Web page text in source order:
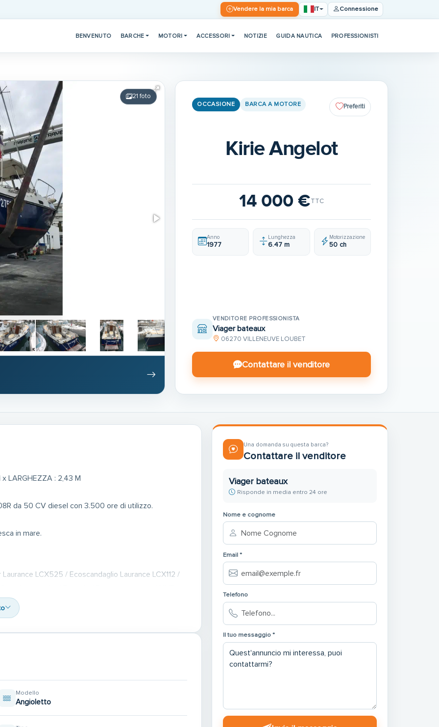
Vendere la mia barca IT Connessione
BENVENUTO BARCHE MOTORI ACCESSORI NOTIZIE GUIDA NAUTICA PROFESSIONISTI
21 foto
OCCASIONE BARCA A MOTORE Preferiti
Kirie Angelot
14 000 €TTC
Anno
1977
Lunghezza
6.47 m
Motorizzazione
50 ch
VENDITORE PROFESSIONISTA
Viager bateaux
06270 VILLENEUVE LOUBET
Contattare il venditore
x LARGHEZZA : 2,43 M
da 50 CV diesel con 3.500 ore di utilizzo.
in mare.
LCX525 / Ecoscandaglio Laurance LCX112 /
servizio 220 A / 1 batteria per frigorifero / Prese
pompa / Serbatoio acqua dolce da 60 litri / Doccia /
Modello
Angioletto
Una domanda su questa barca?
Contattare il venditore
Viager bateaux
Risponde in media entro 24 ore
Nome e cognome
Email *
Telefono
Il tuo messaggio *